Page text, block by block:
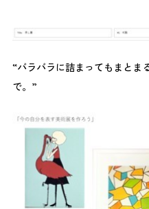
“バラバラに詰まってもまとま
で。”